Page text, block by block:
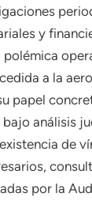
y
polémica
a la
papel
análisis
de
por la